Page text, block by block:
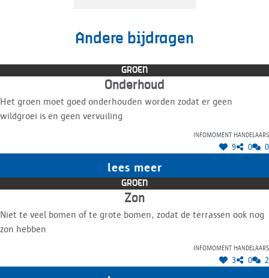
Andere bijdragen
GROEN
Onderhoud
Het groen moet goed onderhouden worden zodat er geen
wildgroei is en geen vervuiling
Infomoment handelaars
9 0 0
lees meer
GROEN
Zon
Niet te veel bomen of te grote bomen, zodat de terrassen ook nog
zon hebben
Infomoment handelaars
3 0 2